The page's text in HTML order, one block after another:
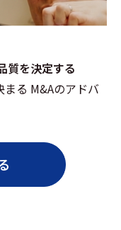
質を決定する
る M&Aのアドバ